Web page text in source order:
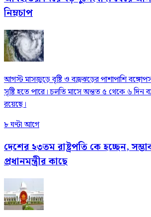
নিম্নচাপ
আগস্ট মাসজুড়ে বৃষ্টি ও বজ্রঝড়ের পাশাপাশি
সৃষ্টি হতে পারে। চলতি মাসে অন্তত ৫ থেকে ৬ দিন
রয়েছে।
৮ ঘণ্টা আগে
দেশের ২৩তম রাষ্ট্রপতি কে হচ্ছেন,
প্রধানমন্ত্রীর কাছে